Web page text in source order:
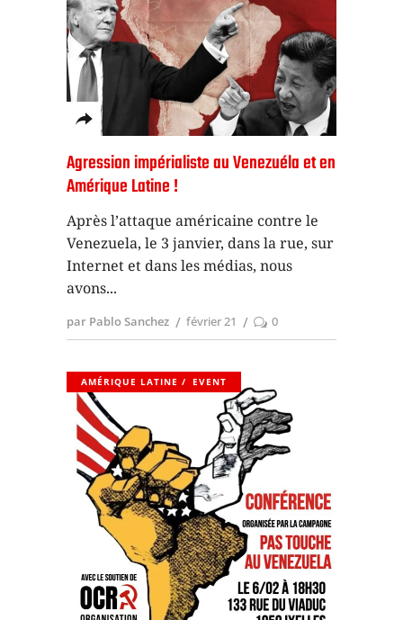
Agression impérialiste au Venezuéla et en
Amérique Latine !
Après l’attaque américaine contre le
Venezuela, le 3 janvier, dans la rue, sur
Internet et dans les médias, nous
avons
par Pablo Sanchez février 21 0
AMÉRIQUE LATINE EVENT